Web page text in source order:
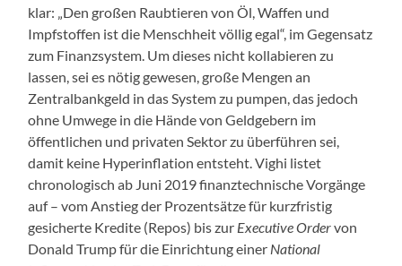
klar: „Den großen Raubtieren von Öl, Waffen und
Impfstoffen ist die Menschheit völlig egal“, im Gegensatz
zum Finanzsystem. Um dieses nicht kollabieren zu
lassen, sei es nötig gewesen, große Mengen an
Zentralbankgeld in das System zu pumpen, das jedoch
ohne Umwege in die Hände von Geldgebern im
öffentlichen und privaten Sektor zu überführen sei,
damit keine Hyperinflation entsteht. Vighi listet
chronologisch ab Juni 2019 finanztechnische Vorgänge
auf – vom Anstieg der Prozentsätze für kurzfristig
gesicherte Kredite (Repos) bis zur Executive Ordervon
Donald Trump für die Einrichtung einer National